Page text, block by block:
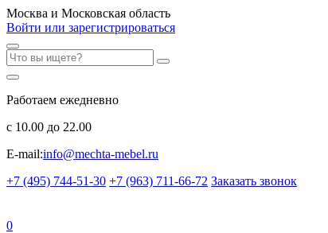
Москва и Московская область
Войти или зарегистрироваться
Работаем ежедневно
с 10.00 до 22.00
E-mail:info@mechta-mebel.ru
+7 (495) 744-51-30 +7 (963) 711-66-72 Заказать звонок
0